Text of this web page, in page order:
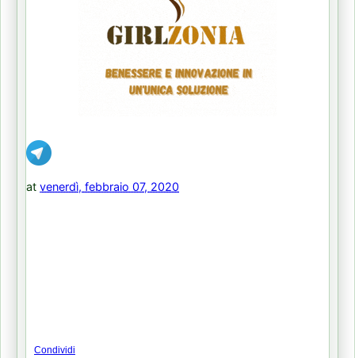
at venerdì, febbraio 07, 2020
Condividi